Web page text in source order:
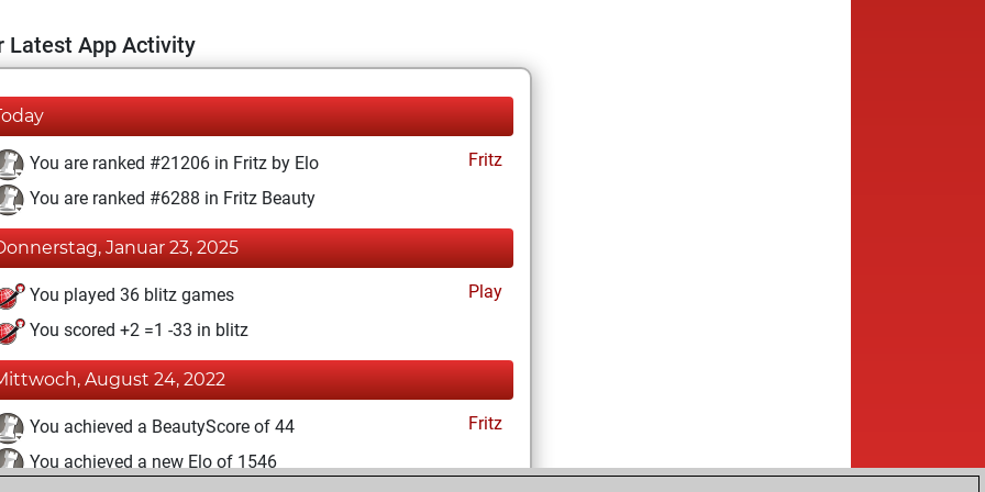
Latest App Activity
You are ranked #21206 in Fritz by Elo
Fritz
You are ranked #6288 in Fritz Beauty
Januar 23, 2025
You played 36 blitz games
Play
You scored +2 =1 -33 in blitz
August 24, 2022
You achieved a BeautyScore of 44
Fritz
You achieved a new Elo of 1546